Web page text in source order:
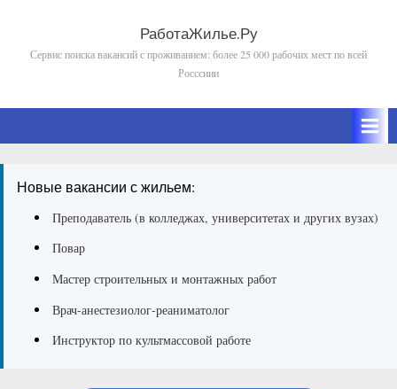
content
РаботаЖилье.Ру
Сервис поиска вакансий с проживанием: более 25 000 рабочих мест по всей
Росссиии
Новые вакансии с жильем:
Преподаватель (в колледжах, университетах и других вузах)
Повар
Мастер строительных и монтажных работ
Врач-анестезиолог-реаниматолог
Инструктор по культмассовой работе